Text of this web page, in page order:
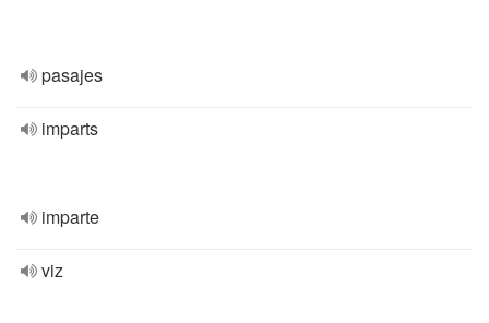
pasajes
imparts
imparte
viz